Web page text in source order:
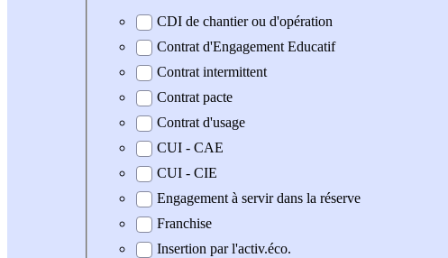
CDI de chantier ou d'opération
Contrat d'Engagement Educatif
Contrat intermittent
Contrat pacte
Contrat d'usage
CUI - CAE
CUI - CIE
Engagement à servir dans la réserve
Franchise
Insertion par l'activ.éco.